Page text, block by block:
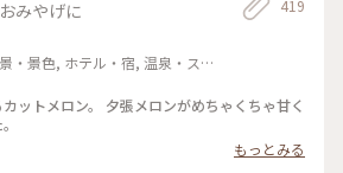
みやげに
・景色, ホテル・宿, 温泉・ス
419
ットメロン。 夕張メロンがめちゃくちゃ甘く
もっとみる